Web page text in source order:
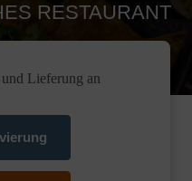
RESTAURANT
Lieferung an